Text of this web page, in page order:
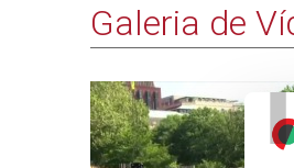
Galeria de